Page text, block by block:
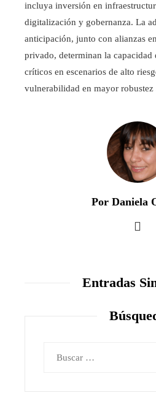
incluya inversión en
digitalización y gobernanza. La
anticipación, junto con alianzas
privado, determinan la capacidad
críticos en escenarios de alto
vulnerabilidad en mayor robustez
Por Daniela
Entradas